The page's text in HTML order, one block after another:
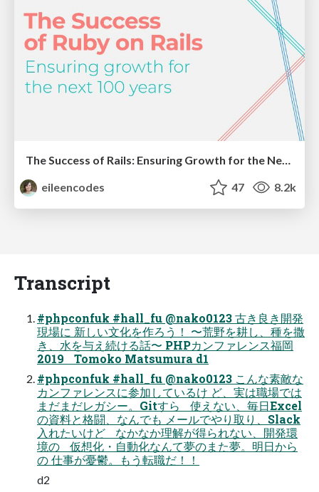
eileencodes
47 8.2k
Transcript
#phpconfuk #hall_fu @nako0123 古き良き開発
現場に 新しい文化を作ろう！ 〜荒野を耕し、種を撒
き、水を与え続ける話〜 PHPカンファレンス福岡
2019 Tomoko Matsumura d1
#phpconfuk #hall_fu @nako0123 こんな素敵な
カンファレンスに参加しているけ ど、実は職場では
まだまだレガシー。Gitすら 使えない、毎日Excel
の資料と格闘、なんでも メールでやり取り、Slack
入れたいけど なかなか理解が得られない、開発環
境の 仮想化・自動化なんて夢のまた夢。明日から
の 仕事が憂鬱。もう転職だ！！
d2